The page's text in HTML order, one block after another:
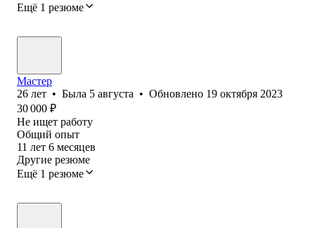
Ещё 1 резюме
Мастер
26 лет • Была 5 августа • Обновлено 19 октября 2023
30 000 ₽
Не ищет работу
Общий опыт
11 лет 6 месяцев
Другие резюме
Ещё 1 резюме